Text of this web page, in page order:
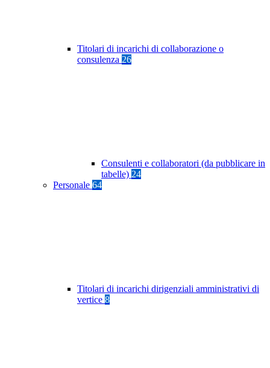
Titolari di incarichi di collaborazione o
consulenza 26
Consulenti e collaboratori (da pubblicare in
tabelle) 24
Personale 64
Titolari di incarichi dirigenziali amministrativi di
vertice 8